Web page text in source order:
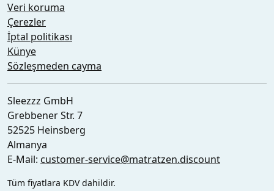
Veri koruma
Çerezler
İptal politikası
Künye
Sözleşmeden cayma
Sleezzz GmbH
Grebbener Str. 7
52525 Heinsberg
Almanya
E-Mail: customer-service@matratzen.discount
Tüm fiyatlara KDV dahildir.